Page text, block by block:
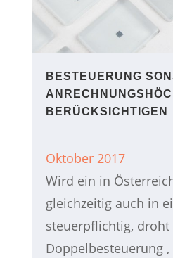
BESTEUERUNG
BERÜCKSICHTIGEN
Oktober 2017
Wird ein in
gleichzeitig auch in
steuerpflichtig,
Doppelbesteuerung